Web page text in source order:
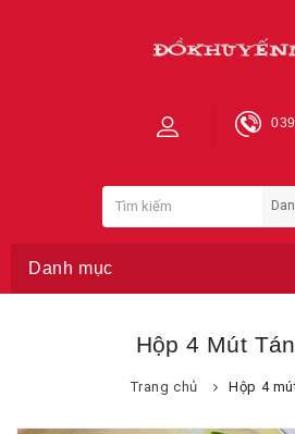
Danh mục
Hộp 4 Mút
Trang chủ Hộp 4